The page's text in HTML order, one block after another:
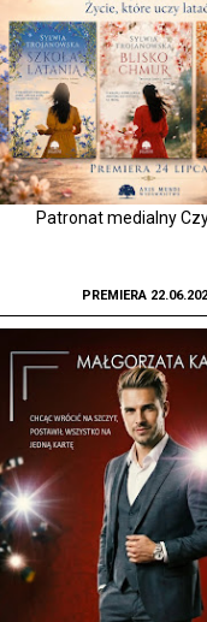
Patronat medialny
PREMIERA